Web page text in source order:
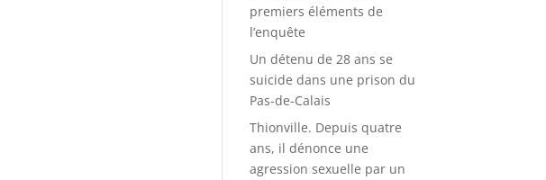
premiers éléments de
l’enquête
Un détenu de 28 ans se
suicide dans une prison du
Pas-de-Calais
Thionville. Depuis quatre
ans, il dénonce une
agression sexuelle par un